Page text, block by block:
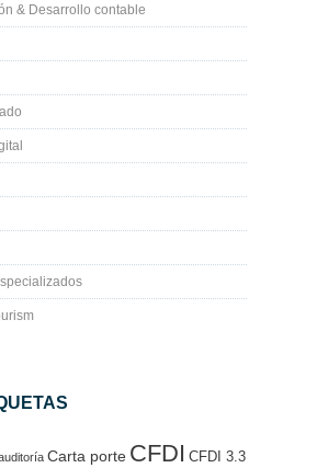
& Desarrollo contable
Carta porte CFDI CFDI 3.3